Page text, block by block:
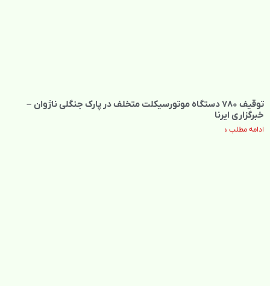
توقیف ۷۸۰ دستگاه موتورسیکلت متخلف در پارک جنگلی ناژوان –
خبرگزاری ایرنا
ادامه مطلب »